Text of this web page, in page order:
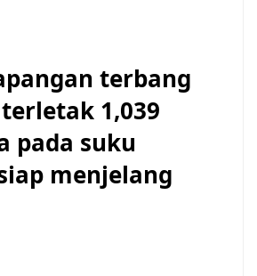
terbang
1,039
pada suku
menjelang